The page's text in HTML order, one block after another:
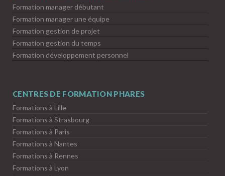
Formation manager débutant
Formation manager une équipe
Formation gestion de projet
Formation gestion du temps
Formation développement personnel
CENTRES DE FORMATION PHARES
Formations à Lille
Formations à Strasbourg
Formations à Paris
Formations à Nantes
Formations à Rennes
Formations à Lyon